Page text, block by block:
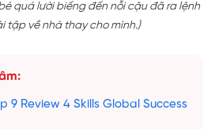
quá lười biếng đến nỗi cậu đã ra lệnh
tập về nhà thay cho mình.)
9 Review 4 Skills Global Success